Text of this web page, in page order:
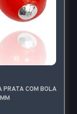
PRATA COM BOLA